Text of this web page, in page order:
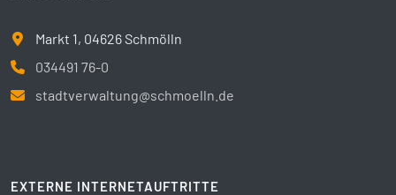
Markt 1, 04626 Schmölln
034491 76-0
stadtverwaltung@schmoelln.de
EXTERNE INTERNETAUFTRITTE